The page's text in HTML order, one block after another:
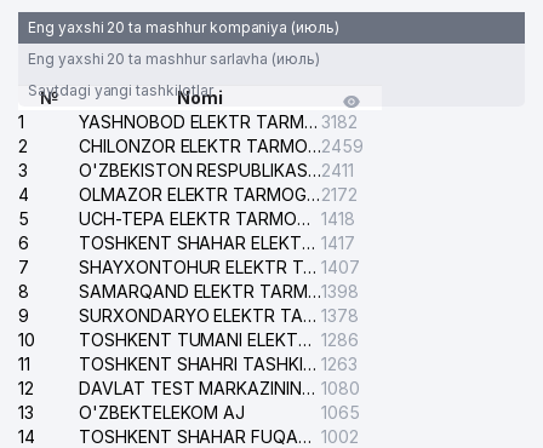
Eng yaxshi 20 ta mashhur kompaniya (июль)
Eng yaxshi 20 ta mashhur sarlavha (июль)
Saytdagi yangi tashkilotlar
№
Nomi
1
YASHNOBOD ELEKTR TARMOG'I NOSOZLIKLARI XIZMATI 3182
2
CHILONZOR ELEKTR TARMOG'I NOSOZLIK XIZMATI2459
3
O'ZBEKISTON RESPUBLIKASI BOSH PROKURATURASI ISHONCH TELEFONI2411
4
OLMAZOR ELEKTR TARMOG'I NOSOZLIKLARI XIZMATI2172
5
UCH-TEPA ELEKTR TARMOG'I NOSOZLIKLARI XIZMATI 1418
6
TOSHKENT SHAHAR ELEKTR TARMOQLARI KORXONASI AJ 1417
7
SHAYXONTOHUR ELEKTR TARMOG'I NOSOZLIKLARINI TUZATISH XIZMATI 1407
8
SAMARQAND ELEKTR TARMOQLARI AJ1398
9
SURXONDARYO ELEKTR TARMOQLARI AJ 1378
10
TOSHKENT TUMANI ELEKTR TARMOG'I AVARIYA XIZMATI 1286
11
TOSHKENT SHAHRI TASHKILOT TELEFONLARI HAQIDA MA'LUMOT BYUROSI 1263
12
DAVLAT TEST MARKAZINING ISHONCH TELEFONLARI 1080
13
O'ZBEKTELEKOM AJ
1065
14
TOSHKENT SHAHAR FUQAROLIK ISHLARI BO'YICHA SUDI 1002